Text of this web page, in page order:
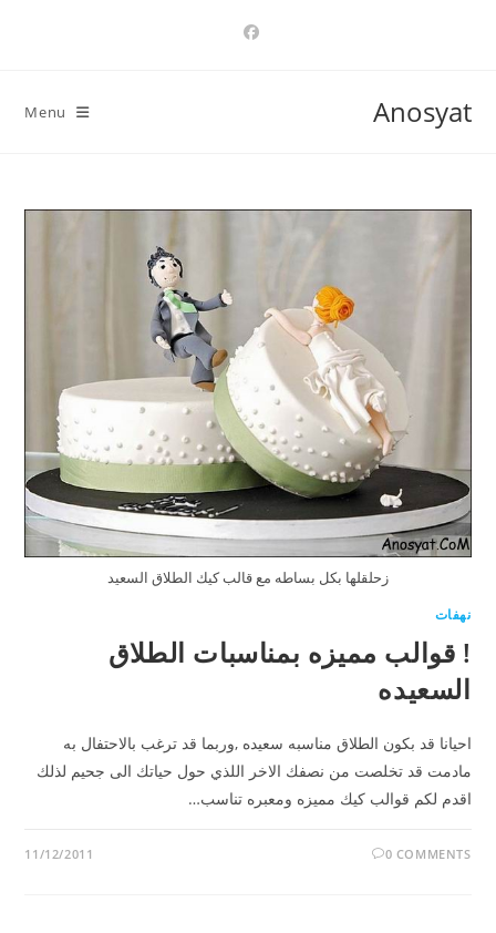
Anosyat
Menu
زحلقلها بكل بساطه مع قالب كيك الطلاق السعيد
نهفات
! قوالب مميزه بمناسبات الطلاق
السعيده
احيانا قد بكون الطلاق مناسبه سعيده ,وربما قد ترغب بالاحتفال به
مادمت قد تخلصت من نصفك الاخر اللذي حول حياتك الى جحيم لذلك
اقدم لكم قوالب كيك مميزه ومعبره تناسب…
0 COMMENTS
11/12/2011